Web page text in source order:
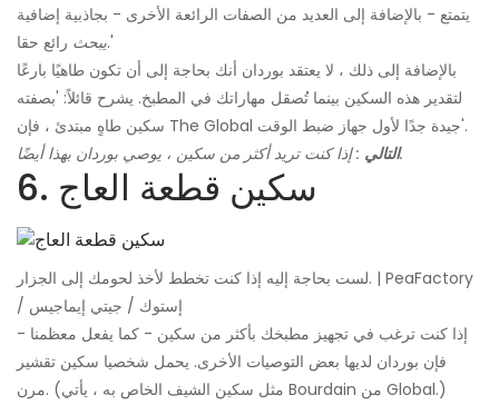
يتمتع - بالإضافة إلى العديد من الصفات الرائعة الأخرى - بجاذبية إضافية
يبحثرائع حقا.'
بالإضافة إلى ذلك ، لا يعتقد بوردان أنك بحاجة إلى أن تكون طاهيًا بارعًا
لتقدير هذه السكين بينما تُصقل مهاراتك في المطبخ. يشرح قائلاً: 'بصفته
سكين طاهٍ مبتدئ ، فإن The Global جيدة جدًا لأول جهاز ضبط الوقت'.
التالي: إذا كنت تريد أكثر من سكين ، يوصي بوردان بهذا أيضًا.
6. سكين قطعة العاج
لست بحاجة إليه إذا كنت تخطط لأخذ لحومك إلى الجزار. | PeaFactory
/ إستوك / جيتي إيماجيس
إذا كنت ترغب في تجهيز مطبخك بأكثر من سكين - كما يفعل معظمنا -
فإن بوردان لديها بعض التوصيات الأخرى. يحمل شخصيا سكين تقشير
مرن. (مثل سكين الشيف الخاص به ، يأتي Bourdain من Global.)